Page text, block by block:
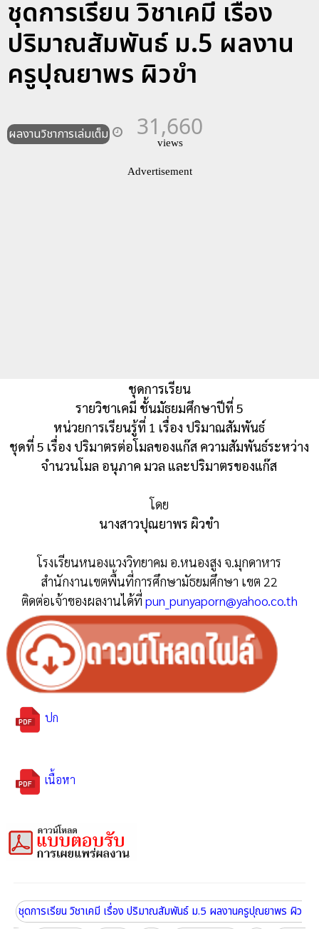
ชุดการเรียน วิชาเคมี เรื่อง
ปริมาณสัมพันธ์ ม.5 ผลงาน
ครูปุณยาพร ผิวขำ
ผลงานวิชาการเล่มเต็ม 31,660
views
Advertisement
ชุดการเรียน
รายวิชาเคมี ชั้นมัธยมศึกษาปีที่ 5
หน่วยการเรียนรู้ที่ 1 เรื่อง ปริมาณสัมพันธ์
ชุดที่ 5 เรื่อง ปริมาตรต่อโมลของแก๊ส ความสัมพันธ์ระหว่าง
จำนวนโมล อนุภาค มวล และปริมาตรของแก๊ส
โดย
นางสาวปุณยาพร ผิวขำ
โรงเรียนหนองแวงวิทยาคม อ.หนองสูง จ.มุกดาหาร
สำนักงานเขตพื้นที่การศึกษามัธยมศึกษา เขต 22
ติดต่อเจ้าของผลงานได้ที่ pun_punyaporn@yahoo.co.th
ปก
เนื้อหา
ชุดการเรียน วิชาเคมี เรื่อง ปริมาณสัมพันธ์ ม.5 ผลงานครูปุณยาพร ผิว